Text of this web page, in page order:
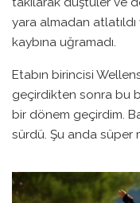
yara almadan
kaybına uğramadı.
Etabın birincisi
geçirdikten sonra bu
bir dönem geçirdim.
sürdü. Şu anda süper